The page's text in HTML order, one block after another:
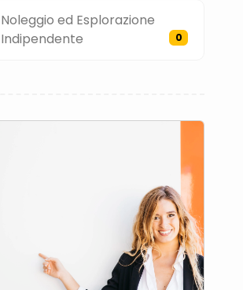
Noleggio ed Esplorazione
Indipendente
0